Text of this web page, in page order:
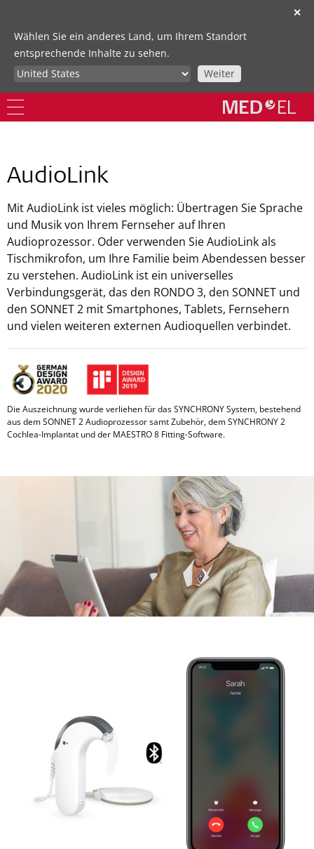
✕
Wählen Sie ein anderes Land, um Ihrem Standort
entsprechende Inhalte zu sehen.
Weiter
AudioLink
Mit AudioLink ist vieles möglich: Übertragen Sie Sprache
und Musik von Ihrem Fernseher auf Ihren
Audioprozessor. Oder verwenden Sie AudioLink als
Tischmikrofon, um Ihre Familie beim Abendessen besser
zu verstehen. AudioLink ist ein universelles
Verbindungsgerät, das den RONDO 3, den SONNET und
den SONNET 2 mit Smartphones, Tablets, Fernsehern
und vielen weiteren externen Audioquellen verbindet.
Die Auszeichnung wurde verliehen für das SYNCHRONY System, bestehend
aus dem SONNET 2 Audioprozessor samt Zubehör, dem SYNCHRONY 2
Cochlea-Implantat und der MAESTRO 8 Fitting-Software.